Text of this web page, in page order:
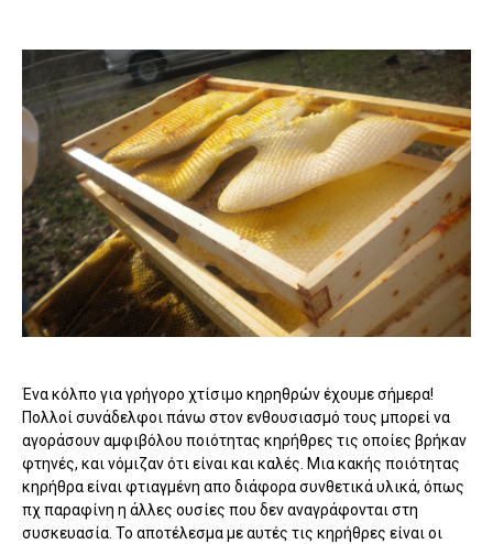
Ένα κόλπο για γρήγορο χτίσιμο κηρηθρών έχουμε σήμερα!
Πολλοί συνάδελφοι πάνω στον ενθουσιασμό τους μπορεί να
αγοράσουν αμφιβόλου ποιότητας κηρήθρες τις οποίες βρήκαν
φτηνές, και νόμιζαν ότι είναι και καλές. Μια κακής ποιότητας
κηρήθρα είναι φτιαγμένη απο διάφορα συνθετικά υλικά, όπως
πχ παραφίνη η άλλες ουσίες που δεν αναγράφονται στη
συσκευασία. Το αποτέλεσμα με αυτές τις κηρήθρες είναι οι